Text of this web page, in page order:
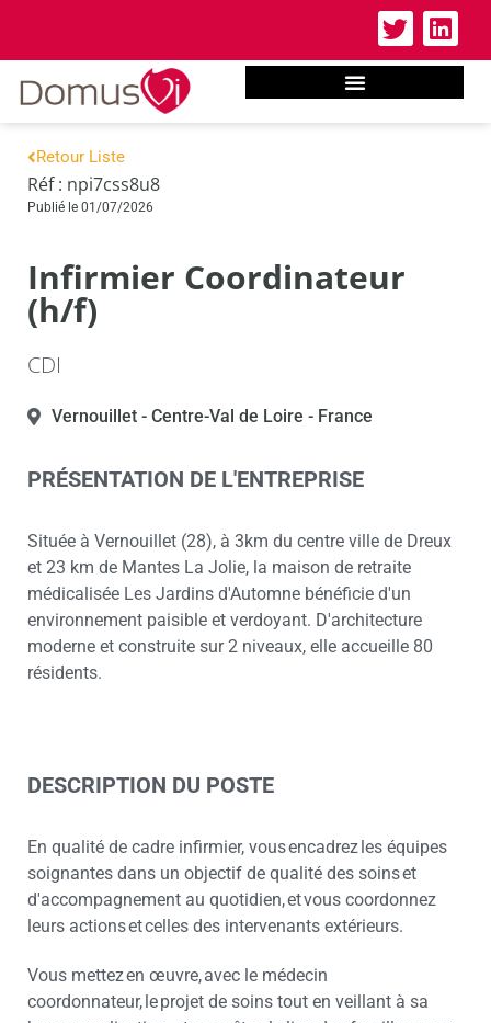
Retour Liste
Réf : npi7css8u8
Publié le 01/07/2026
Infirmier Coordinateur
(h/f)
CDI
Vernouillet - Centre-Val de Loire - France
PRÉSENTATION DE L'ENTREPRISE
Située à Vernouillet (28), à 3km du centre ville de Dreux
et 23 km de Mantes La Jolie, la maison de retraite
médicalisée Les Jardins d'Automne bénéficie d'un
environnement paisible et verdoyant. D'architecture
moderne et construite sur 2 niveaux, elle accueille 80
résidents.
DESCRIPTION DU POSTE
En qualité de cadre infirmier, vous encadrez les équipes
soignantes dans un objectif de qualité des soins et
d'accompagnement au quotidien, et vous coordonnez
leurs actions et celles des intervenants extérieurs.
Vous mettez en œuvre, avec le médecin
coordonnateur, le projet de soins tout en veillant à sa